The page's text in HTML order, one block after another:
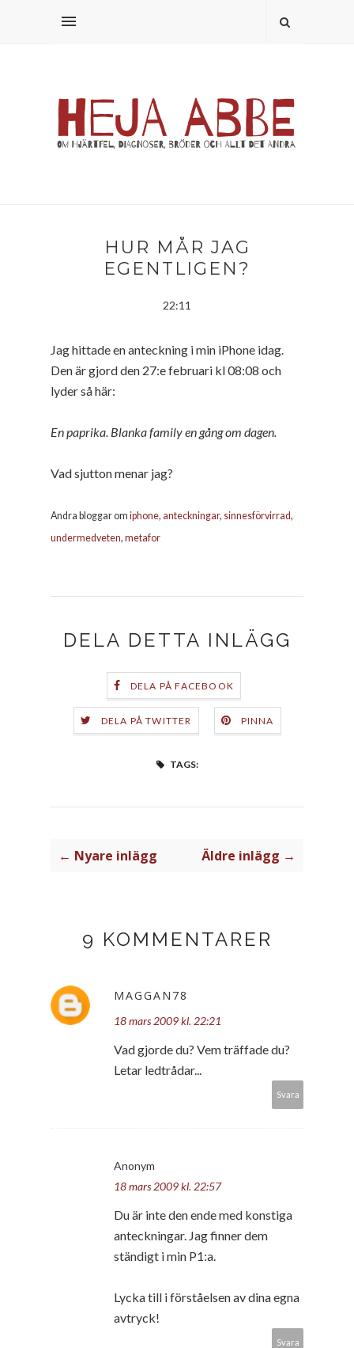
HUR MÅR JAG
EGENTLIGEN?
22:11
Jag hittade en anteckning i min iPhone idag.
Den är gjord den 27:e februari kl 08:08 och
lyder så här:
En paprika. Blanka family en gång om dagen.
Vad sjutton menar jag?
Andra bloggar om iphone, anteckningar, sinnesförvirrad,
undermedveten, metafor
DELA DETTA INLÄGG
DELA PÅ FACEBOOK
DELA PÅ TWITTER PINNA
TAGS:
← Nyare inlägg Äldre inlägg →
9 KOMMENTARER
MAGGAN78
18 mars 2009 kl. 22:21
Vad gjorde du? Vem träffade du?
Letar ledtrådar...
Svara
Anonym
18 mars 2009 kl. 22:57
Du är inte den ende med konstiga
anteckningar. Jag finner dem
ständigt i min P1:a.
Lycka till i förståelsen av dina egna
avtryck!
Svara